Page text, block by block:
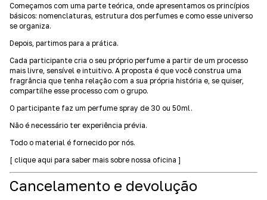
Começamos com uma parte teórica, onde apresentamos os princípios
básicos: nomenclaturas, estrutura dos perfumes e como esse universo
se organiza.
Depois, partimos para a prática.
Cada participante cria o seu próprio perfume a partir de um processo
mais livre, sensível e intuitivo. A proposta é que você construa uma
fragrância que tenha relação com a sua própria história e, se quiser,
compartilhe esse processo com o grupo.
O participante faz um perfume spray de 30 ou 50ml.
Não é necessário ter experiência prévia.
Todo o material é fornecido por nós.
[ clique aqui para saber mais sobre nossa oficina ]
Cancelamento e devolução